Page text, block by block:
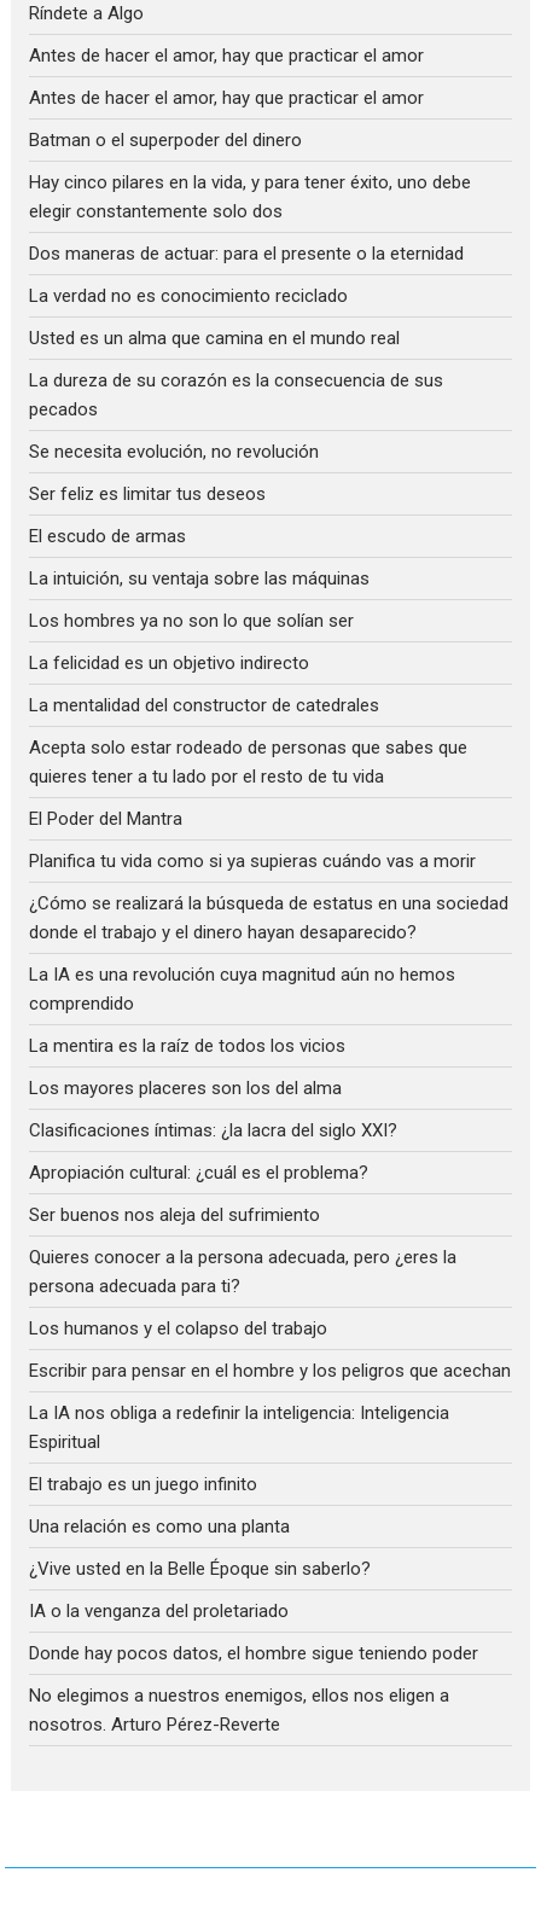
Ríndete a Algo
Antes de hacer el amor, hay que practicar el amor
Antes de hacer el amor, hay que practicar el amor
Batman o el superpoder del dinero
Hay cinco pilares en la vida, y para tener éxito, uno debe
elegir constantemente solo dos
Dos maneras de actuar: para el presente o la eternidad
La verdad no es conocimiento reciclado
Usted es un alma que camina en el mundo real
La dureza de su corazón es la consecuencia de sus
pecados
Se necesita evolución, no revolución
Ser feliz es limitar tus deseos
El escudo de armas
La intuición, su ventaja sobre las máquinas
Los hombres ya no son lo que solían ser
La felicidad es un objetivo indirecto
La mentalidad del constructor de catedrales
Acepta solo estar rodeado de personas que sabes que
quieres tener a tu lado por el resto de tu vida
El Poder del Mantra
Planifica tu vida como si ya supieras cuándo vas a morir
¿Cómo se realizará la búsqueda de estatus en una sociedad
donde el trabajo y el dinero hayan desaparecido?
La IA es una revolución cuya magnitud aún no hemos
comprendido
La mentira es la raíz de todos los vicios
Los mayores placeres son los del alma
Clasificaciones íntimas: ¿la lacra del siglo XXI?
Apropiación cultural: ¿cuál es el problema?
Ser buenos nos aleja del sufrimiento
Quieres conocer a la persona adecuada, pero ¿eres la
persona adecuada para ti?
Los humanos y el colapso del trabajo
Escribir para pensar en el hombre y los peligros que acechan
La IA nos obliga a redefinir la inteligencia: Inteligencia
Espiritual
El trabajo es un juego infinito
Una relación es como una planta
¿Vive usted en la Belle Époque sin saberlo?
IA o la venganza del proletariado
Donde hay pocos datos, el hombre sigue teniendo poder
No elegimos a nuestros enemigos, ellos nos eligen a
nosotros. Arturo Pérez-Reverte